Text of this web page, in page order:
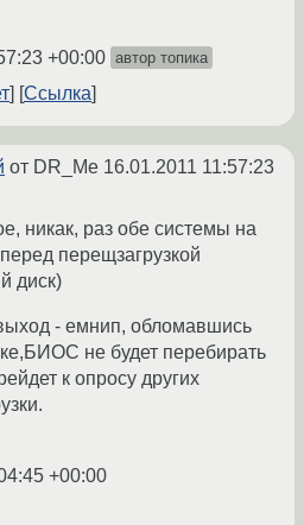
+00:00 автор топика
Ссылка
от DR_Me 16.01.2011 11:57:23
никак, раз обе системы на
перещзагрузкой
диск)
- емнип, обломавшись
не будет перебирать
к опросу других
+00:00